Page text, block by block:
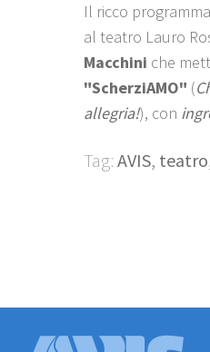
Il ricco
al teatro Lauro
Macchini che
"ScherziAMO" (
allegria!), con
Tag: AVIS, teatro